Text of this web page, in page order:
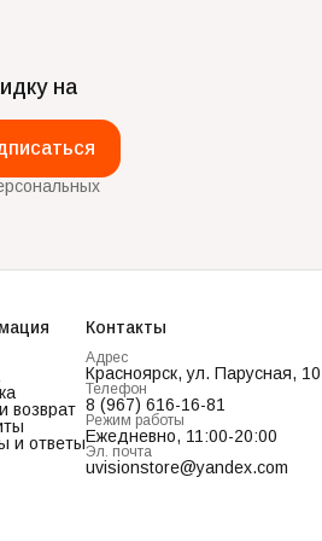
на
возврат
и ответы
Контакты
Адрес
Красноярск, ул. Парусная, 10
Телефон
8 (967) 616-16-81
Режим работы
Ежедневно, 11:00-20:00
Эл. почта
uvisionstore@yandex.com